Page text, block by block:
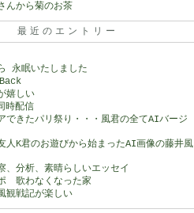
んから菊のお茶
最近のエントリー
永眠いたしました
嬉しい
時配信
できたパリ祭り・・・風君の全てAIバージ
人K君のお遊びから始まったAI画像の藤井風
、分析、素晴らしいエッセイ
歌わなくなった家
観戦記が楽しい